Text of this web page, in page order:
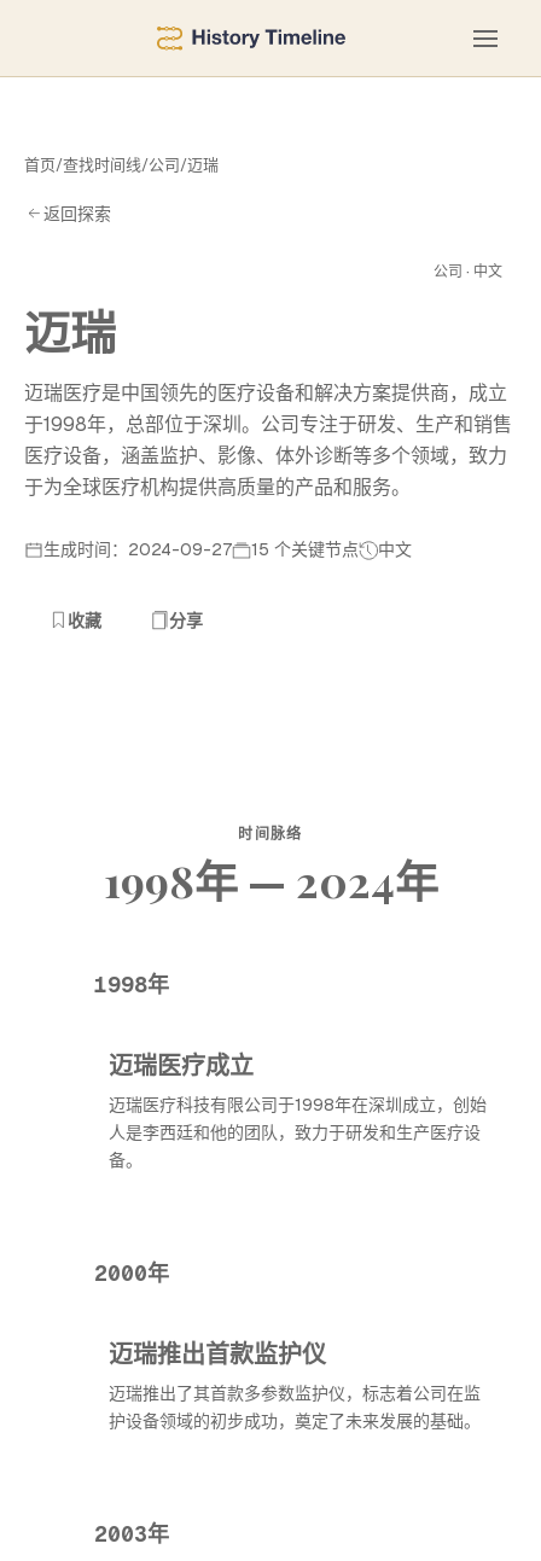
首页/查找时间线/公司/迈瑞
返回探索
公司 · 中文
迈瑞
迈瑞医疗是中国领先的医疗设备和解决方案提供商，成立
于1998年，总部位于深圳。公司专注于研发、生产和销售
医疗设备，涵盖监护、影像、体外诊断等多个领域，致力
于为全球医疗机构提供高质量的产品和服务。
生成时间：2024-09-27 15 个关键节点 中文
收藏 分享
时间脉络
1998年 — 2024年
1998年
迈瑞医疗成立
迈瑞医疗科技有限公司于1998年在深圳成立，创始
人是李西廷和他的团队，致力于研发和生产医疗设
备。
2000年
迈瑞推出首款监护仪
迈瑞推出了其首款多参数监护仪，标志着公司在监
护设备领域的初步成功，奠定了未来发展的基础。
2003年